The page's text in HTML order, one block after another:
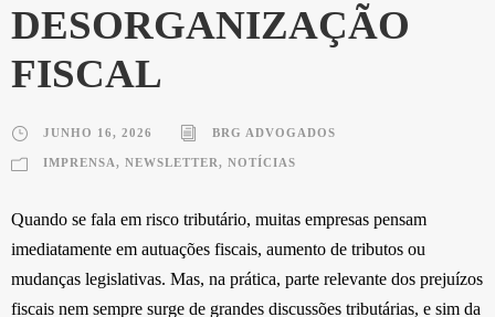
DESORGANIZAÇÃO
FISCAL
JUNHO 16, 2026 BRG ADVOGADOS
IMPRENSA, NEWSLETTER, NOTÍCIAS
Quando se fala em risco tributário, muitas empresas pensam
imediatamente em autuações fiscais, aumento de tributos ou
mudanças legislativas. Mas, na prática, parte relevante dos prejuízos
fiscais nem sempre surge de grandes discussões tributárias, e sim da